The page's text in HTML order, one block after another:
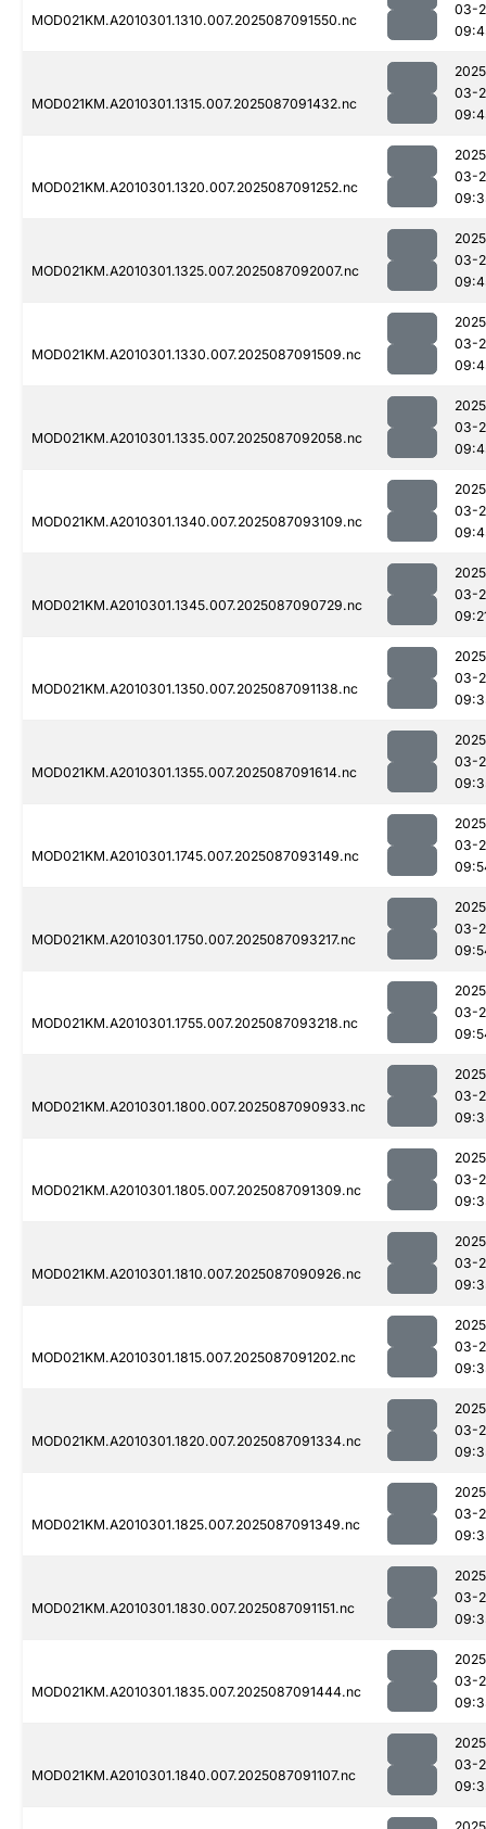
MOD021KM.A2010301.1310.007.2025087091550.nc
03-
MOD021KM.A2010301.1315.007.2025087091432.nc
03-
MOD021KM.A2010301.1320.007.2025087091252.nc
03-
MOD021KM.A2010301.1325.007.2025087092007.nc
03-
MOD021KM.A2010301.1330.007.2025087091509.nc
03-
MOD021KM.A2010301.1335.007.2025087092058.nc
03-
MOD021KM.A2010301.1340.007.2025087093109.nc
03-
MOD021KM.A2010301.1345.007.2025087090729.nc
03-
MOD021KM.A2010301.1350.007.2025087091138.nc
03-
MOD021KM.A2010301.1355.007.2025087091614.nc
03-
MOD021KM.A2010301.1745.007.2025087093149.nc
03-
MOD021KM.A2010301.1750.007.2025087093217.nc
03-
MOD021KM.A2010301.1755.007.2025087093218.nc
03-
MOD021KM.A2010301.1800.007.2025087090933.nc
03-
MOD021KM.A2010301.1805.007.2025087091309.nc
03-
MOD021KM.A2010301.1810.007.2025087090926.nc
03-
MOD021KM.A2010301.1815.007.2025087091202.nc
03-
MOD021KM.A2010301.1820.007.2025087091334.nc
03-
MOD021KM.A2010301.1825.007.2025087091349.nc
03-
MOD021KM.A2010301.1830.007.2025087091151.nc
03-
MOD021KM.A2010301.1835.007.2025087091444.nc
03-
MOD021KM.A2010301.1840.007.2025087091107.nc
03-